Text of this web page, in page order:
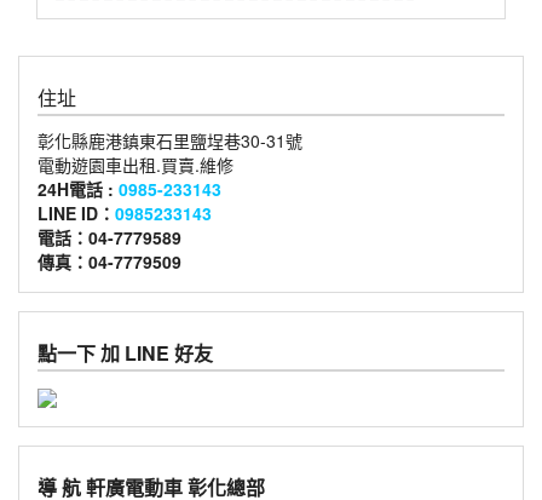
住址
彰化縣鹿港鎮東石里鹽埕巷30-31號
電動遊園車出租.買賣.維修
24H電話 : 0985-233143
LINE ID： 0985233143
電話：04-7779589
傳真：04-7779509
點一下 加 LINE 好友
導 航 軒廣電動車 彰化總部